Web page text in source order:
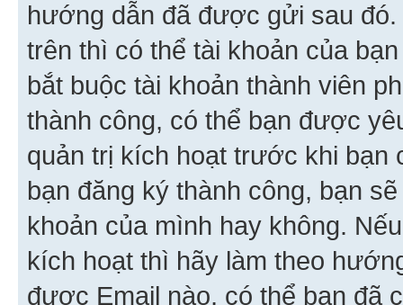
hướng dẫn đã được gửi sau
trên thì có thể tài khoản của
bắt buộc tài khoản thành viên
thành công, có thể bạn được
quản trị kích hoạt trước khi bạn
bạn đăng ký thành công, bạn
khoản của mình hay không.
kích hoạt thì hãy làm theo
được Email nào, có thể bạn đã